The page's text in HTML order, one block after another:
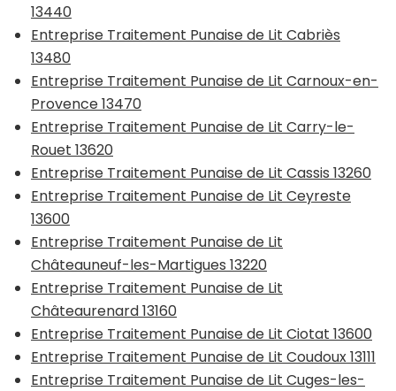
13440
Entreprise Traitement Punaise de Lit Cabriès
13480
Entreprise Traitement Punaise de Lit Carnoux-en-
Provence 13470
Entreprise Traitement Punaise de Lit Carry-le-
Rouet 13620
Entreprise Traitement Punaise de Lit Cassis 13260
Entreprise Traitement Punaise de Lit Ceyreste
13600
Entreprise Traitement Punaise de Lit
Châteauneuf-les-Martigues 13220
Entreprise Traitement Punaise de Lit
Châteaurenard 13160
Entreprise Traitement Punaise de Lit Ciotat 13600
Entreprise Traitement Punaise de Lit Coudoux 13111
Entreprise Traitement Punaise de Lit Cuges-les-